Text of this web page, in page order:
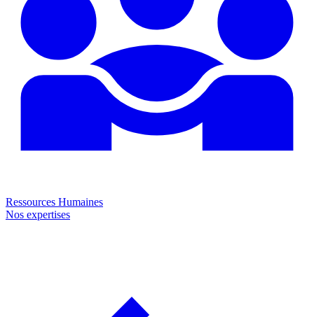
Ressources Humaines
Nos expertises